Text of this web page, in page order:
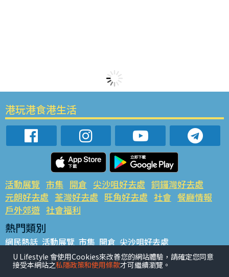
港玩港食港生活
活動展覽 市集 開倉 尖沙咀好去處 銅鑼灣好去處
元朗好去處 荃灣好去處 旺角好去處 社會 餐廳情報
戶外郊遊 社會福利
熱門類別
網民熱話 活動展覽 市集 開倉 尖沙咀好去處
銅鑼灣好去處 元朗好去處 荃灣好去處 旺角好去處 社會
餐廳情報 戶外郊遊
U Lifestyle 會使用Cookies來改善您的網站體驗，請確定您同意
接受本網站之私隱政策和使用條款才可繼續瀏覽。